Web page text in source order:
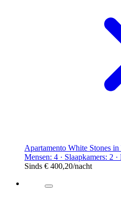
Apartamento White Stones
Mensen: 4 · Slaapkamers: 2
Sinds € 400,20/nacht